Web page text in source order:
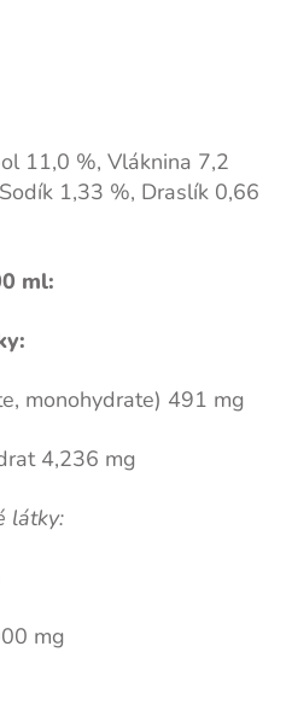
11,0 %, Vláknina 7,2
1,33 %, Draslík 0,66
ml:
monohydrate) 491 mg
4,236 mg
látky:
mg